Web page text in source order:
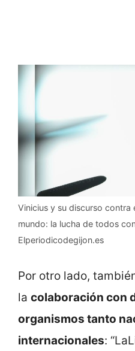
Vinicius y su discurso contra
mundo: la lucha de todos
Elperiodicodegijon.es
Por otro lado,
la colaboración con
organismos tanto
internacionales: